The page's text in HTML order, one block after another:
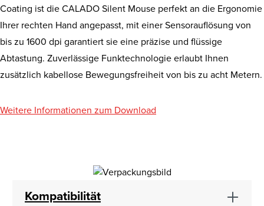
Coating ist die CALADO Silent Mouse perfekt an die Ergonomie
Ihrer rechten Hand angepasst, mit einer Sensorauflösung von
bis zu 1600 dpi garantiert sie eine präzise und flüssige
Abtastung. Zuverlässige Funktechnologie erlaubt Ihnen
zusätzlich kabellose Bewegungsfreiheit von bis zu acht Metern.
Weitere Informationen zum Download
Kompatibilität